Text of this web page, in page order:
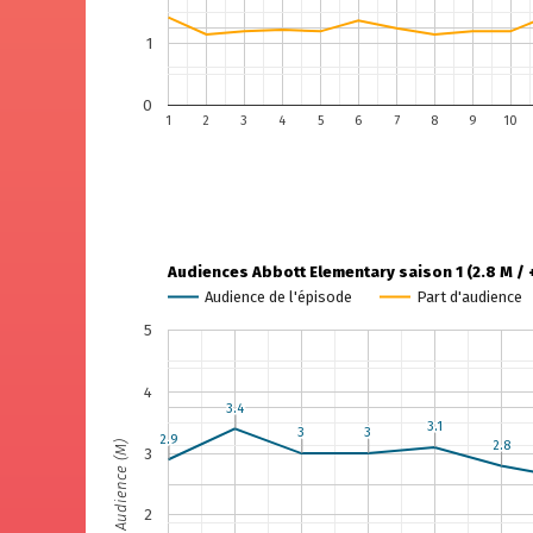
1 2 3 4 5 6 7 8 9 10
0
1
Audiences Abbott Elementary saison 1 (2.8 M /
Audience de l'épisode
Part d'audience
2
3
4
5
2.9
2.9
3.4
3.4
3
3 3
3 3.1
3.1
2.8
2.8
Audience (M)